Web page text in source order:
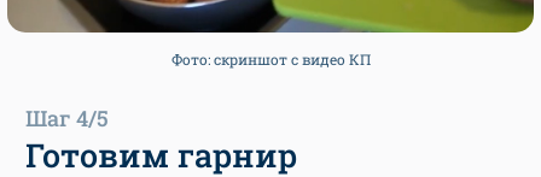
Фото: скриншот с видео КП
Шаг 4/5
Готовим гарнир